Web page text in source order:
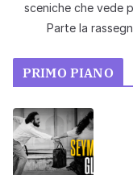
sceniche che vede
Parte la
PRIMO PIANO